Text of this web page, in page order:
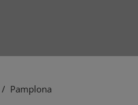
/ Pamplona